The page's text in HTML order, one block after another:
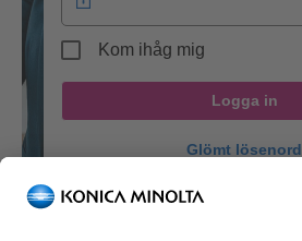
Kom ihåg mig
Logga in
Glömt lösenord